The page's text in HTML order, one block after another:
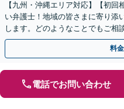
【九州・沖縄エリア対応】【初
い弁護士！地域の皆さまに寄り添
します。どのようなことでもご相
言書／使い込み／寄与分／遺留分
料
電話でお問い合わせ